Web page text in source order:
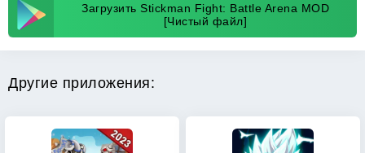
Загрузить Stickman Fight: Battle Arena MOD
[Чистый файл]
Другие приложения: